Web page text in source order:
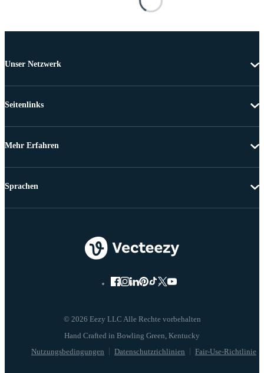
Unser Netzwerk
Seitenlinks
Mehr Erfahren
© 2026 Eezy LLC Alle Rechte vorbehalten
Nutzungsbedingungen Datenschutzrichlinien Fair-Use-Richtlinie
Sprachen